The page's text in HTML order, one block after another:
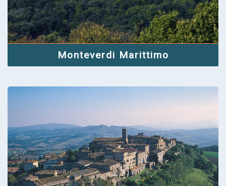
Monteverdi Marittimo